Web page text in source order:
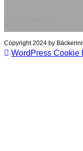
Copyright 2024 by
WordPress Cookie